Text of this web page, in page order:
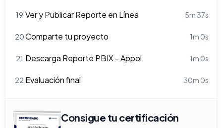
19 Ver y Publicar Reporte en Línea 5m 37s
20Comparte tu proyecto 1m 0s
21 Descarga Reporte PBIX - Appol 1m 0s
22 Evaluación final 30m 0s
Consigue tu certificación